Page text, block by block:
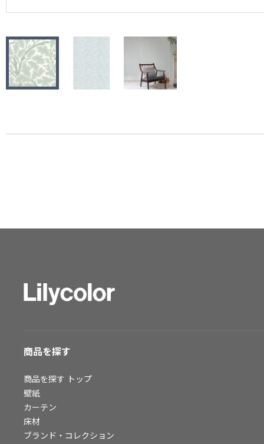
モデルハウス
新築戸建・マンション
#リリカラのある暮らし
大阪ショールーム
仙台ショールーム
お客様サポート
お客様サポート トップ
資料ダウンロード
画像ダウンロード
動画一覧
お手入れ便利帳
商品を探す
商品を探す トップ
壁紙
カーテン
床材
ブランド・コレクション